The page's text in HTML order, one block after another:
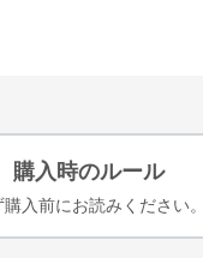
購入時のルール
購入前にお読みください。